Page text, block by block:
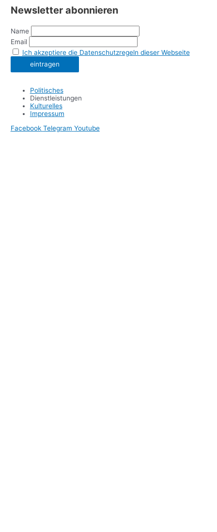
Newsletter abonnieren
Name
Email
Ich akzeptiere die Datenschutzregeln dieser Webseite
Politisches
Dienstleistungen
Kulturelles
Impressum
Facebook Telegram Youtube